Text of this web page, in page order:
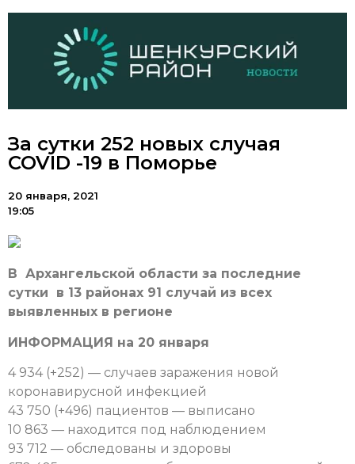
За сутки 252 новых случая
COVID -19 в Поморье
20 января, 2021
19:05
В Архангельской области за последние
сутки в 13 районах 91 случай из всех
выявленных в регионе
ИНФОРМАЦИЯ на 20 января
4 934 (+252) — случаев заражения новой
коронавирусной инфекцией
43 750 (+496) пациентов — выписано
10 863 — находится под наблюдением
93 712 — обследованы и здоровы